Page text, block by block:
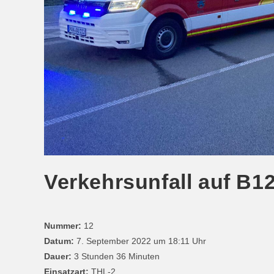
Verkehrsunfall auf
Nummer: 12
Datum: 7. September 2022 um 18:11 Uhr
Dauer: 3 Stunden 36 Minuten
Einsatzart: THL-2